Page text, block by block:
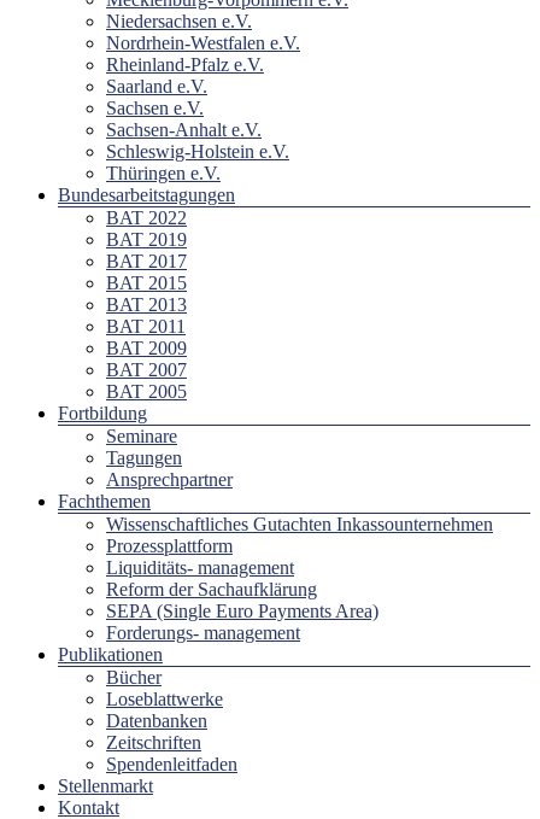
Niedersachsen e.V.
Nordrhein-Westfalen e.V.
Rheinland-Pfalz e.V.
Saarland e.V.
Sachsen e.V.
Sachsen-Anhalt e.V.
Schleswig-Holstein e.V.
Thüringen e.V.
Bundesarbeitstagungen
BAT 2022
BAT 2019
BAT 2017
BAT 2015
BAT 2013
BAT 2011
BAT 2009
BAT 2007
BAT 2005
Fortbildung
Seminare
Tagungen
Ansprechpartner
Fachthemen
Wissenschaftliches Gutachten Inkassounternehmen
Prozessplattform
Liquiditäts- management
Reform der Sachaufklärung
SEPA (Single Euro Payments Area)
Forderungs- management
Publikationen
Bücher
Loseblattwerke
Datenbanken
Zeitschriften
Spendenleitfaden
Stellenmarkt
Kontakt